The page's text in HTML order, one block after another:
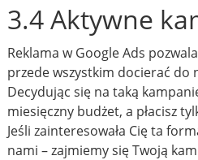
3.4 Aktywne
Reklama w Google Ads
przede wszystkim docierać do
Decydując się na taką
miesięczny budżet, a płacisz
Jeśli zainteresowała Cię ta
nami – zajmiemy się Twoją